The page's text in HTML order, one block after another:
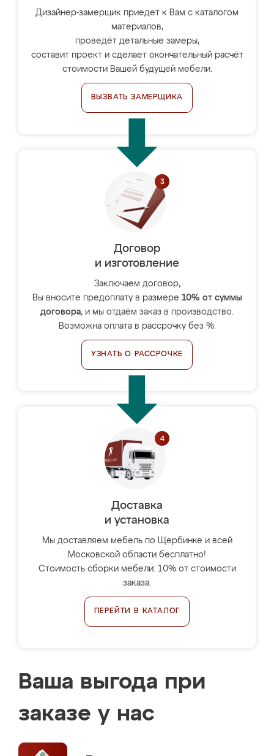
Дизайнер-замерщик приедет к Вам с каталогом
материалов,
проведёт детальные замеры,
составит проект и сделает окончательный расчёт
стоимости Вашей будущей мебели.
ВЫЗВАТЬ ЗАМЕРЩИКА
Договор
и изготовление
Заключаем договор,
Вы вносите предоплату в размере 10% от суммы
договора, и мы отдаём заказ в производство.
Возможна оплата в рассрочку без %.
УЗНАТЬ О РАССРОЧКЕ
Доставка
и установка
Мы доставляем мебель по Щербинке и всей
Московской области бесплатно!
Стоимость сборки мебели: 10% от стоимости
заказа.
ПЕРЕЙТИ В КАТАЛОГ
Ваша выгода при
заказе у нас